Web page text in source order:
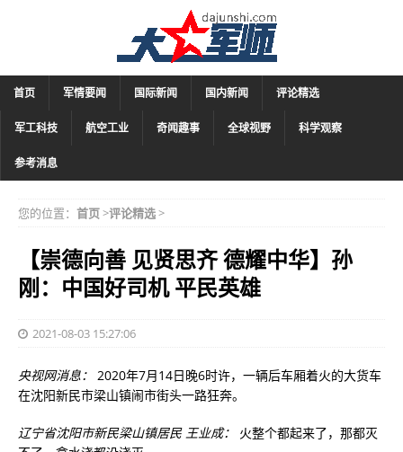
首页 军情要闻 国际新闻 国内新闻 评论精选
军工科技 航空工业 奇闻趣事 全球视野 科学观察
参考消息
您的位置： 首页>评论精选>
【崇德向善 见贤思齐 德耀中华】孙
刚：中国好司机 平民英雄
2021-08-03 15:27:06
央视网消息： 2020年7月14日晚6时许，一辆后车厢着火的大货车
在沈阳新民市梁山镇闹市街头一路狂奔。
辽宁省沈阳市新民梁山镇居民 王业成：
火整个都起来了，那都灭